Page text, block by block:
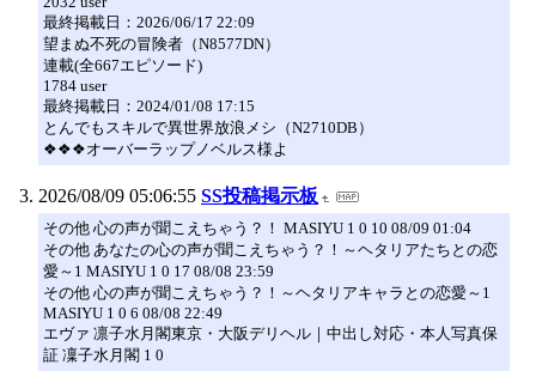
最終掲載日：2026/06/17 22:09
望まぬ不死の冒険者（N8577DN）
連載(全667エピソード)
1784 user
最終掲載日：2024/01/08 17:15
とんでもスキルで異世界放浪メシ（N2710DB）
❖❖❖オーバーラップノベルス様よ
2026/08/09 05:06:55 SS投稿掲示板
その他 心の声が聞こえちゃう？！ MASIYU 1 0 10 08/09 01:04
その他 あなたの心の声が聞こえちゃう？！～ヘタリアたちとの恋
愛～1 MASIYU 1 0 17 08/08 23:59
その他 心の声が聞こえちゃう？！～ヘタリアキャラとの恋愛～1
MASIYU 1 0 6 08/08 22:49
エヴァ 凛子水月閣東京・大阪デリヘル｜中出し対応・本人写真保
証 凜子水月閣 1 0